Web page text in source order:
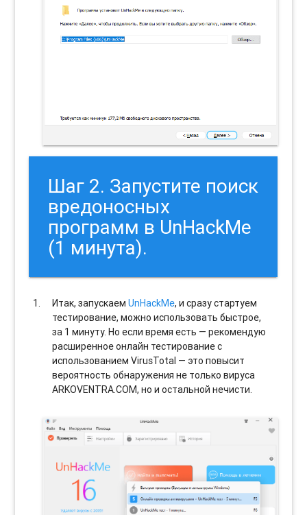
Шаг 2. Запустите поиск
вредоносных
программ в UnHackMe
(1 минута).
Итак, запускаемUnHackMe, и сразу стартуем
тестирование, можно использовать быстрое,
за 1 минуту. Но если время есть — рекомендую
расширенное онлайн тестирование с
использованием VirusTotal — это повысит
вероятность обнаружения не только вируса
ARKOVENTRA.COM, но и остальной нечисти.